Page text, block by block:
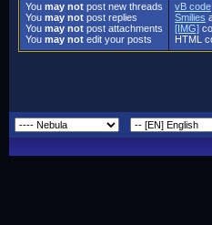
You may not post new threads
You may not post replies
You may not post attachments
You may not edit your posts
vB code
Smilies
[IMG]
HTML